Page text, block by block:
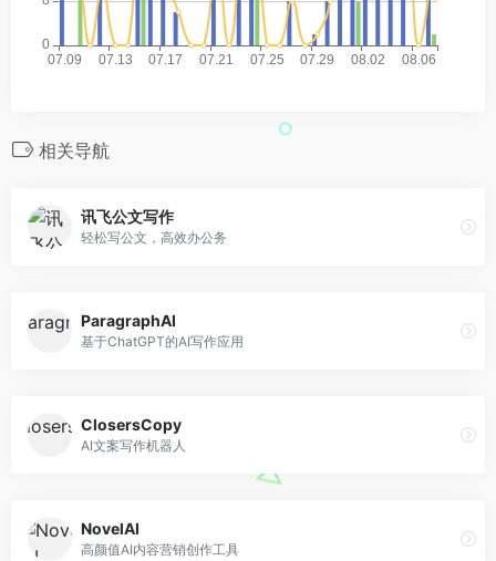
相关导航
讯飞公文写作
轻松写公文，高效办公务
ParagraphAI
基于ChatGPT的AI写作应用
ClosersCopy
AI文案写作机器人
NovelAI
高颜值AI内容营销创作工具